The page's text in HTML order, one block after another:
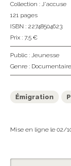
Collection : J'accuse
121 pages
ISBN : 22748504623
Prix : 7,5 €
Public : Jeunesse
Genre :
Émigration
Mise en ligne le 02/